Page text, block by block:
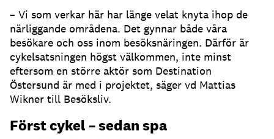
– Vi som verkar här har länge velat knyta ihop de
närliggande områdena. Det gynnar både våra
besökare och oss inom besöksnäringen. Därför är
cykelsatsningen högst välkommen, inte minst
eftersom en större aktör som Destination
Östersund är med i projektet, säger vd Mattias
Wikner till Besöksliv.
Först cykel – sedan spa